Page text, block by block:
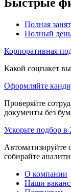
Быстрые
Полная
Полный день
Корпоративная
Какой соцпакет
Оформляйте
Проверяйте
документы без
Ускорьте подбор в
Автоматизируйте
собирайте
О компании
Наши